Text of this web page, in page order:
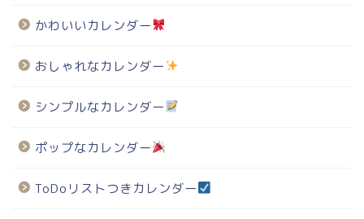
かわいいカレンダー
おしゃれなカレンダー
シンプルなカレンダー
ポップなカレンダー
ToDoリストつきカレンダー